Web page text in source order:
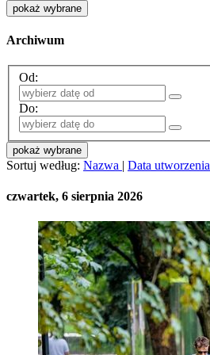
pokaż wybrane
Archiwum
Od:
Do:
pokaż wybrane
Sortuj według: Nazwa | Data utworzenia
czwartek, 6 sierpnia 2026